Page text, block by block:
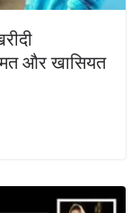
और खासियत